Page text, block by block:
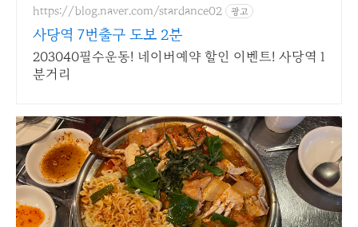
https://blog.naver.com/stardance02 광고
사당역 7번출구 도보 2분
203040필수운동! 네이버예약 할인 이벤트! 사당역 1
분거리